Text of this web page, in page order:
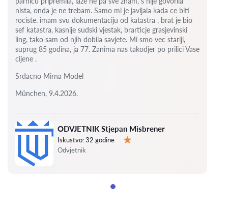
ODVJETNIK Stjepan Misbrener
Iskustvo:32 godine
Odvjetnik
nista, onda je ne trebam. Samo mi je javljala kada ce biti
rociste. imam svu dokumentaciju od katastra , brat je bio
sef katastra, kasnije sudski vjestak, brarticje grasjevinski
iing, tako sam od njih dobila savjete. Mi smo vec stariji,
suprug 85 godina, ja 77. Zanima nas takodjer po prilici Vase
cijene .
Srdacno Mirna Model
München, 9.4.2026.